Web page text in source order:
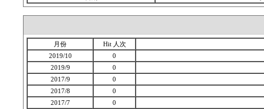
月份
Hit 人次
2019/10
0
2019/9
0
2017/9
0
2017/8
0
2017/7
0